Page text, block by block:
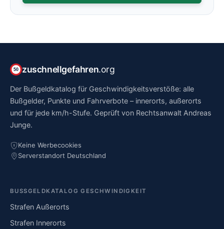
50 zuschnellgefahren.org
Der Bußgeldkatalog für Geschwindigkeitsverstöße: alle
Bußgelder, Punkte und Fahrverbote – innerorts, außerorts
und für jede km/h-Stufe. Geprüft von Rechtsanwalt Andreas
Junge.
Keine Werbecookies
Serverstandort Deutschland
BUSSGELDKATALOG GESCHWINDIGKEIT
Strafen Außerorts
Strafen Innerorts